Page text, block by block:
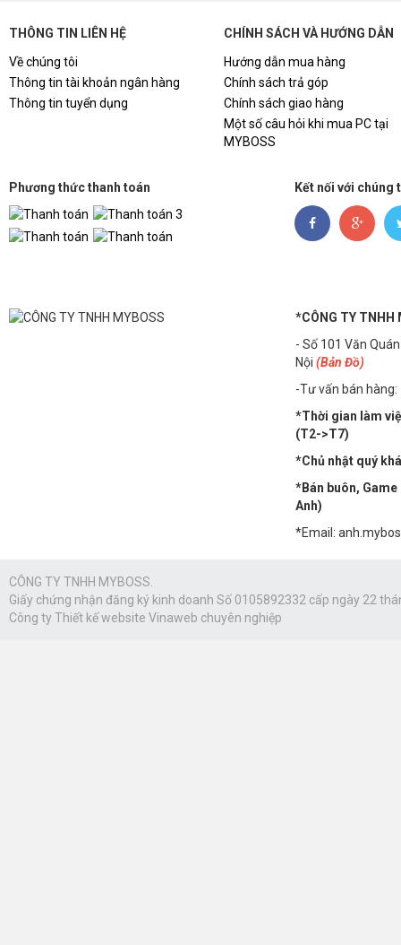
THÔNG TIN LIÊN HỆ
Về chúng tôi
Thông tin tài khoản ngân hàng
Thông tin tuyển dụng
CHÍNH SÁCH VÀ HƯỚNG DẪN
Hướng dẫn mua hàng
Chính sách trả góp
Chính sách giao hàng
Một số câu hỏi khi mua PC tại
MYBOSS
Phương thức thanh toán Kết nối với chúng
*CÔNG TY TNHH
- Số 101 Văn
Nội (Bản Đồ)
-Tư vấn bán hàng:
*Thời gian làm
(T2->T7)
*Chủ nhật quý
*Bán buôn, Game
Anh)
*Email:
CÔNG TY TNHH MYBOSS.
Giấy chứng nhận đăng ký kinh doanh Số 0105892332 cấp ngày 22
Công tyThiết kế website Vinaweb chuyên nghiệp